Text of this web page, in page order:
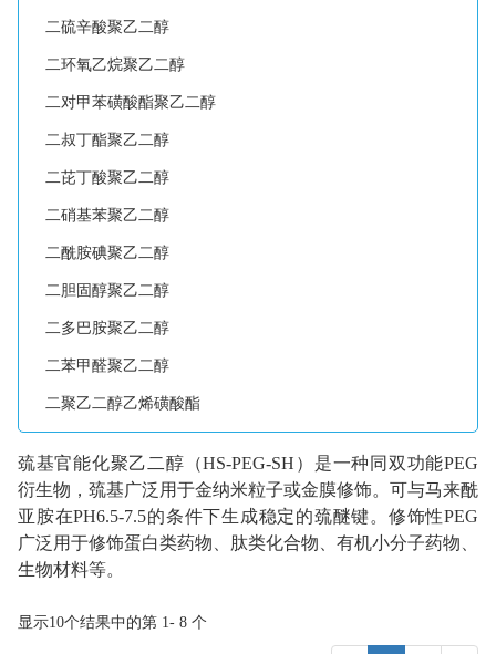
二硫辛酸聚乙二醇
二环氧乙烷聚乙二醇
二对甲苯磺酸酯聚乙二醇
二叔丁酯聚乙二醇
二芘丁酸聚乙二醇
二硝基苯聚乙二醇
二酰胺碘聚乙二醇
二胆固醇聚乙二醇
二多巴胺聚乙二醇
二苯甲醛聚乙二醇
二聚乙二醇乙烯磺酸酯
巯基官能化聚乙二醇（HS-PEG-SH）是一种同双功能PEG
衍生物，巯基广泛用于金纳米粒子或金膜修饰。可与马来酰
亚胺在PH6.5-7.5的条件下生成稳定的巯醚键。修饰性PEG
广泛用于修饰蛋白类药物、肽类化合物、有机小分子药物、
生物材料等。
显示10个结果中的第 1- 8 个